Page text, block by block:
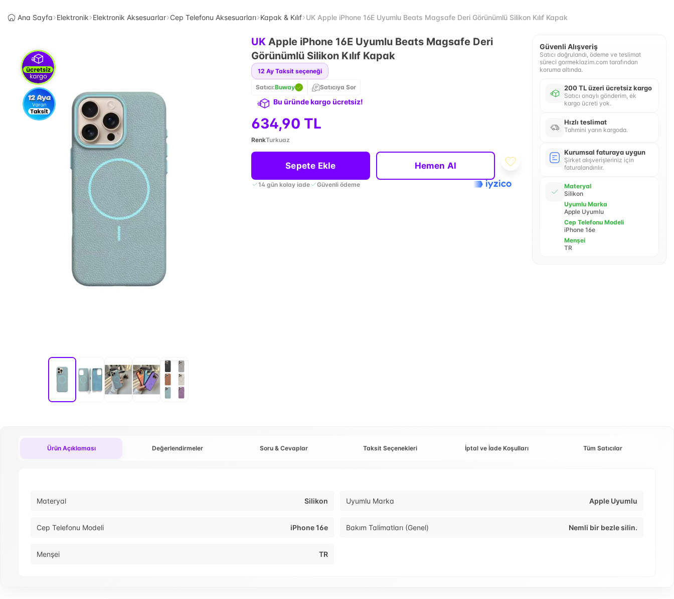
Ana Sayfa Elektronik Elektronik Aksesuarlar Cep Telefonu Aksesuarları Kapak & Kılıf UK Apple iPhone 16E Uyumlu Beats Magsafe Deri Görünümlü Silikon Kılıf Kapak
UK Apple iPhone 16E Uyumlu Beats Magsafe Deri
Görünümlü Silikon Kılıf Kapak
12 Ay Taksit seçeneği
Satıcı:Buway Satıcıya Sor
Bu üründe kargo ücretsiz!
634,90 TL
RenkTurkuaz
Sepete Ekle Hemen Al
14 gün kolay iade Güvenli ödeme
Güvenli Alışveriş
Satıcı doğrulandı, ödeme ve teslimat
süreci gormeklazim.com tarafından
koruma altında.
200 TL üzeri ücretsiz kargo
Satıcı onaylı gönderim, ek
kargo ücreti yok.
Hızlı teslimat
Tahmini yarın kargoda.
Kurumsal faturaya uygun
Şirket alışverişleriniz için
faturalandırılır.
Materyal
Silikon
Uyumlu Marka
Apple Uyumlu
Cep Telefonu Modeli
iPhone 16e
Menşei
TR
Ürün Açıklaması Değerlendirmeler Soru & Cevaplar Taksit Seçenekleri İptal ve İade Koşulları Tüm Satıcılar
Materyal Silikon Uyumlu Marka Apple Uyumlu
Cep Telefonu Modeli iPhone 16e Bakım Talimatları (Genel) Nemli bir bezle silin.
Menşei TR